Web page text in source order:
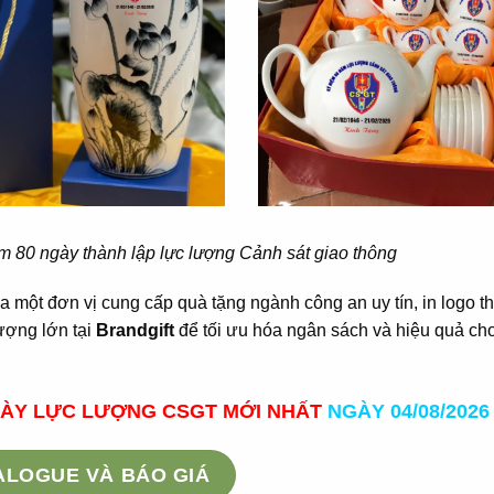
80 ngày thành lập lực lượng Cảnh sát giao thông
đơn vị cung cấp quà tặng ngành công an uy tín, in logo
lớn tại Brandgift để tối ưu hóa ngân sách và hiệu quả
LỰC LƯỢNG CSGT MỚI NHẤT NGÀY 04/08/2026
VÀ BÁO GIÁ